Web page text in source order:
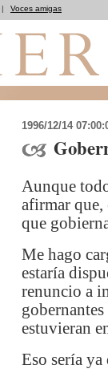
| Voces amigas
1996/12/14
Aunque
afirmar que,
que
Me hago
estaría
renuncio a
estuvieran
Eso sería ya